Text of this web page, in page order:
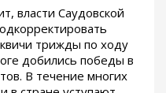
власти Саудовской
трижды по ходу
добились победы в
В течение многих